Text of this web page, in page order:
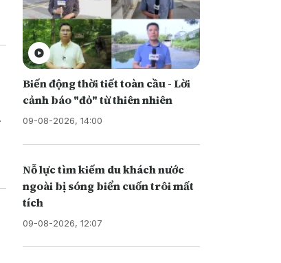
Biến động thời tiết toàn cầu - Lời
cảnh báo "đỏ" từ thiên nhiên
09-08-2026, 14:00
Nỗ lực tìm kiếm du khách nước
ngoài bị sóng biển cuốn trôi mất
tích
09-08-2026, 12:07